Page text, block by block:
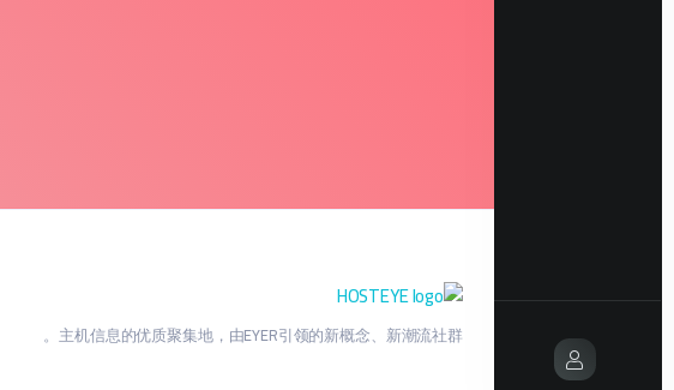
主机信息的优质聚集地，由EYER引领的新概念、新潮流社群。